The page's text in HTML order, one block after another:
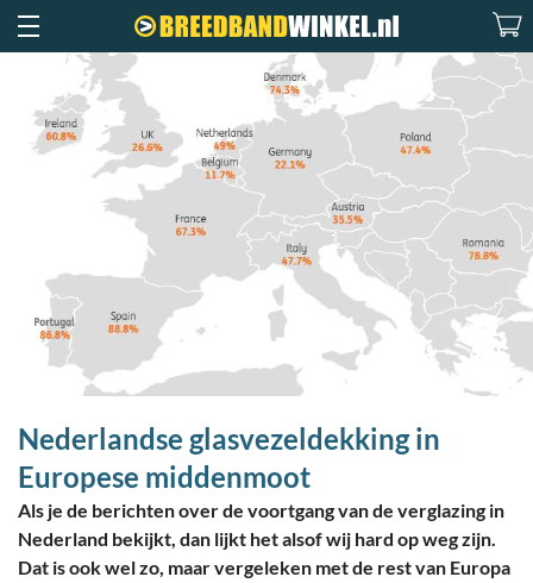
Nederlandse glasvezeldekking in
Europese middenmoot
Als je de berichten over de voortgang van de verglazing in
Nederland bekijkt, dan lijkt het alsof wij hard op weg zijn.
Dat is ook wel zo, maar vergeleken met de rest van Europa